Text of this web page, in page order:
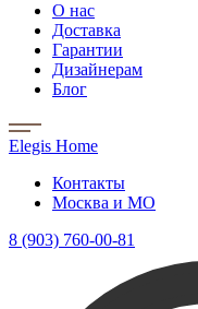
О нас
Доставка
Гарантии
Дизайнерам
Блог
Elegis Home
Контакты
Москва и МО
8 (903) 760-00-81